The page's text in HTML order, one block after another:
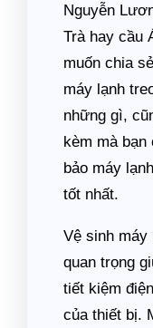
Nguyễn
Trà hay cầu
muốn chia
máy lạnh
những gì,
kèm mà bạn
bảo máy
tốt nhất.
Vệ sinh máy
quan trọng
tiết kiệm
của thiết bị.